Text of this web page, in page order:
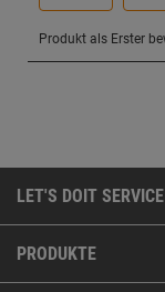
LET'S DOIT SERVICE
PRODUKTE